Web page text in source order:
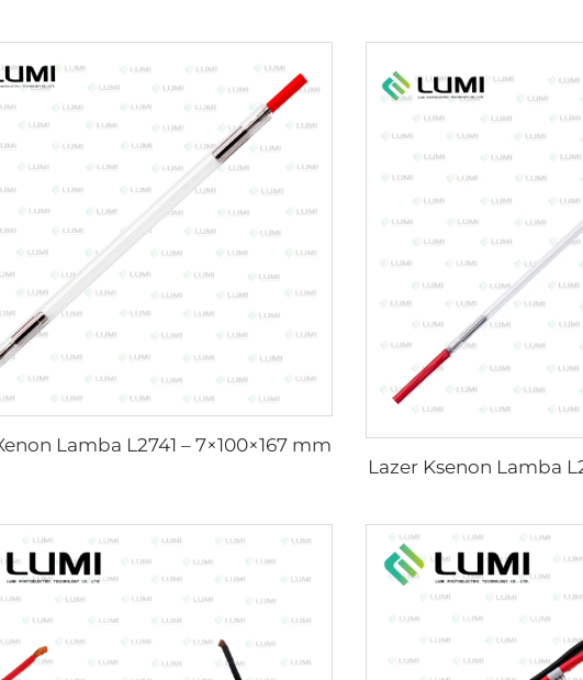
Lamba L2741 – 7×100×167 mm
Lazer Ksenon Lamba